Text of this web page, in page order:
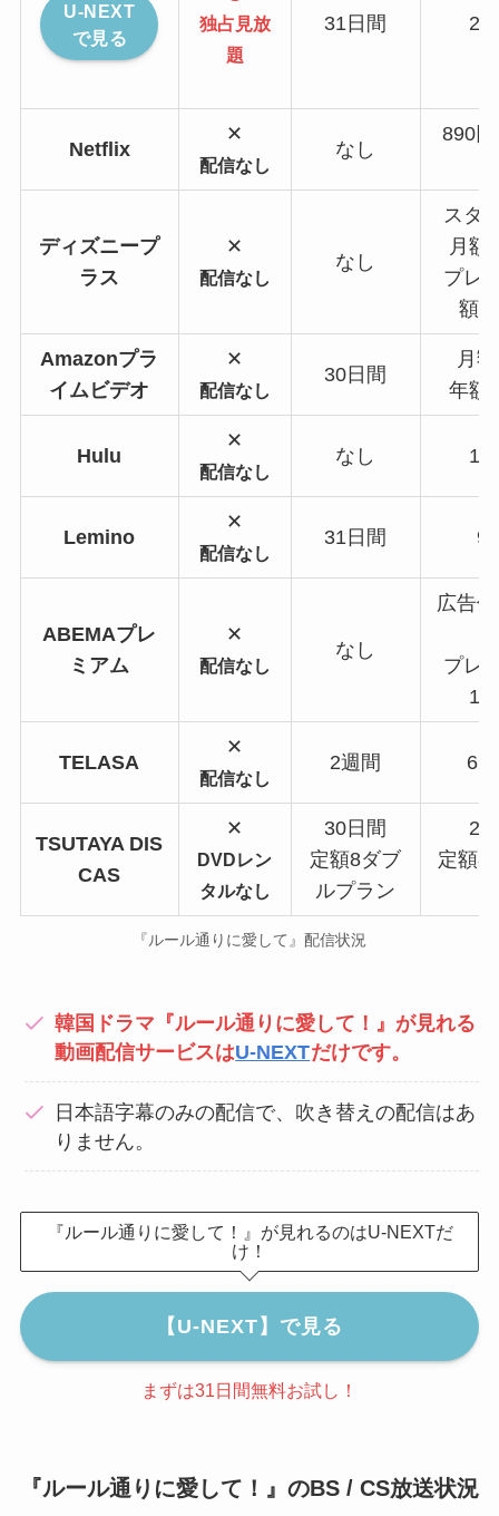
U-NEXT
で見る
独占見放
題
31日間
Netflix
✕
配信なし
なし
890
ディズニープ
ラス
✕
配信なし
なし
スタ
月額
プレ
額
Amazonプラ
イムビデオ
✕
配信なし
30日間
月
年額
Hulu
✕
配信なし
なし
Lemino
✕
配信なし
31日間
ABEMAプレ
ミアム
✕
配信なし
なし
広告
プレ
TELASA
✕
配信なし
2週間
TSUTAYA DIS
CAS
✕
DVDレン
タルなし
30日間
定額8ダブ
ルプラン
定額8
『ルール通りに愛して』配信状況
韓国ドラマ『ルール通りに愛して！』が見れる
動画配信サービスはU-NEXTだけです。
日本語字幕のみの配信で、吹き替えの配信はあ
りません。
『ルール通りに愛して！』が見れるのはU-NEXTだ
け！
【U-NEXT】で見る
まずは31日間無料お試し！
『ルール通りに愛して！』のBS / CS放送状況